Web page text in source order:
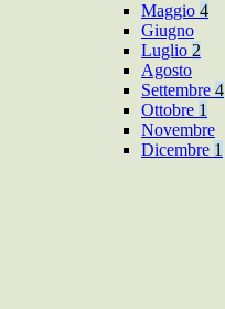
Maggio 4
Giugno
Luglio 2
Agosto
Settembre 4
Ottobre 1
Novembre
Dicembre 1